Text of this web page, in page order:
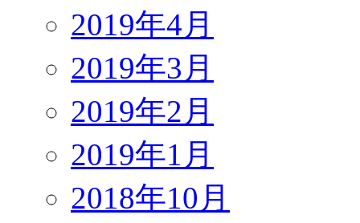
2019年4月
2019年3月
2019年2月
2019年1月
2018年10月